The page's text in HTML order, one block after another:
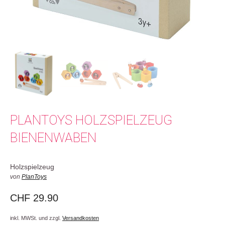
PLANTOYS HOLZSPIELZEUG
BIENENWABEN
Holzspielzeug
von PlanToys
CHF 29.90
inkl. MWSt. und zzgl. Versandkosten